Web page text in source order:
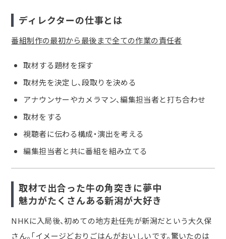
ディレクターの仕事とは
番組制作の最初から最後まで全ての作業の責任者
取材する題材を探す
取材先を決定し、段取りを決める
アナウンサーやカメラマン、編集担当者と打ち合わせ
取材をする
視聴者に伝わる構成・演出を考える
編集担当者と共に番組を組み立てる
取材で出合った牛の角突きに夢中
魅力がたくさんある新潟が大好き
NHKに入局後、初めての地方赴任先が新潟だという大久保
さん。「イメージどおりごはんがおいしいです。驚いたのは